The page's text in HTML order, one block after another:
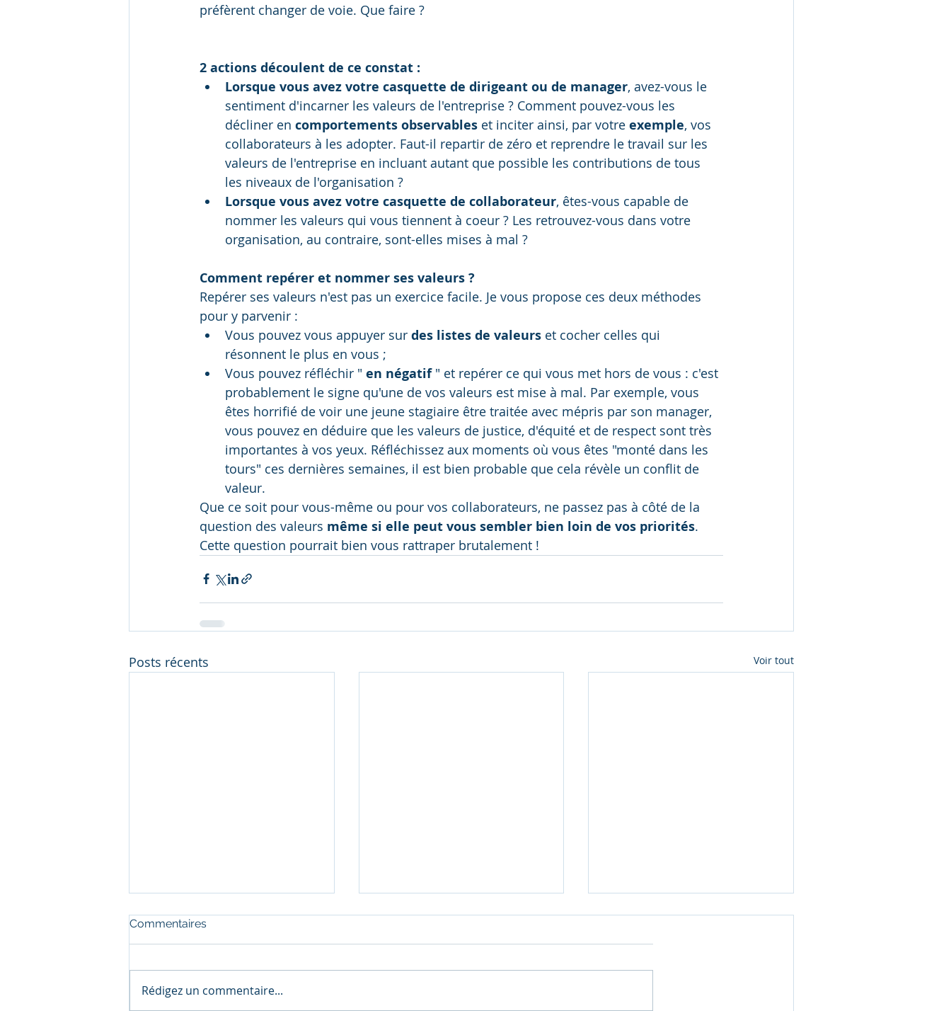
préfèrent changer de voie. Que faire ?
2 actions découlent de ce constat :
Lorsque vous avez votre casquette de dirigeant ou de manager, avez-vous le
sentiment d'incarner les valeurs de l'entreprise ? Comment pouvez-vous les
décliner en comportements observables et inciter ainsi, par votre exemple, vos
collaborateurs à les adopter. Faut-il repartir de zéro et reprendre le travail sur les
valeurs de l'entreprise en incluant autant que possible les contributions de tous
les niveaux de l'organisation ?
Lorsque vous avez votre casquette de collaborateur, êtes-vous capable de
nommer les valeurs qui vous tiennent à coeur ? Les retrouvez-vous dans votre
organisation, au contraire, sont-elles mises à mal ?
Comment repérer et nommer ses valeurs ?
Repérer ses valeurs n'est pas un exercice facile. Je vous propose ces deux méthodes
pour y parvenir :
Vous pouvez vous appuyer sur des listes de valeurs et cocher celles qui
résonnent le plus en vous ;
Vous pouvez réfléchir " en négatif " et repérer ce qui vous met hors de vous : c'est
probablement le signe qu'une de vos valeurs est mise à mal. Par exemple, vous
êtes horrifié de voir une jeune stagiaire être traitée avec mépris par son manager,
vous pouvez en déduire que les valeurs de justice, d'équité et de respect sont très
importantes à vos yeux. Réfléchissez aux moments où vous êtes "monté dans les
tours" ces dernières semaines, il est bien probable que cela révèle un conflit de
valeur.
Que ce soit pour vous-même ou pour vos collaborateurs, ne passez pas à côté de la
question des valeurs même si elle peut vous sembler bien loin de vos priorités.
Cette question pourrait bien vous rattraper brutalement !
Posts récents Voir tout
Commentaires
Rédigez un commentaire...